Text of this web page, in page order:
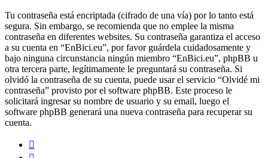
Tu contraseña está encriptada (cifrado de una vía) por lo tanto está
segura. Sin embargo, se recomienda que no emplee la misma
contraseña en diferentes websites. Su contraseña garantiza el acceso
a su cuenta en “EnBici.eu”, por favor guárdela cuidadosamente y
bajo ninguna circunstancia ningún miembro “EnBici.eu”, phpBB u
otra tercera parte, legítimamente le preguntará su contraseña. Si
olvidó la contraseña de su cuenta, puede usar el servicio “Olvidé mi
contraseña” provisto por el software phpBB. Este proceso le
solicitará ingresar su nombre de usuario y su email, luego el
software phpBB generará una nueva contraseña para recuperar su
cuenta.